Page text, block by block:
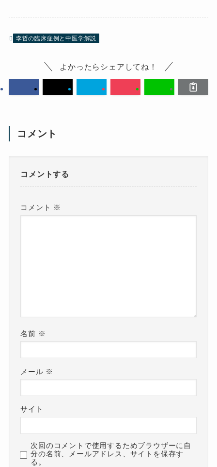
李哲の臨床症例と中医学解説
よかったらシェアしてね！
コメント
コメントする
コメント ※
名前 ※
メール ※
サイト
次回のコメントで使用するためブラウザーに自
分の名前、メールアドレス、サイトを保存す
る。